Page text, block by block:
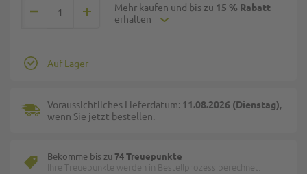
Mehr kaufen und bis zu 15 % Rabatt
erhalten
Auf Lager
Voraussichtliches Lieferdatum: 11.08.2026 (Dienstag),
wenn Sie jetzt bestellen.
Bekomme bis zu 74 Treuepunkte
Ihre Treuepunkte werden in Bestellprozess berechnet.